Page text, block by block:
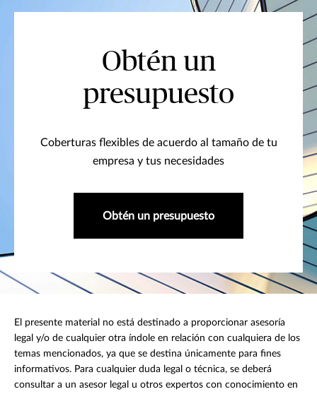
Obtén un
presupuesto
Coberturas flexibles de acuerdo al tamaño de tu
empresa y tus necesidades
Obtén un presupuesto
El presente material no está destinado a proporcionar asesoría
legal y/o de cualquier otra índole en relación con cualquiera de los
temas mencionados, ya que se destina únicamente para fines
informativos. Para cualquier duda legal o técnica, se deberá
consultar a un asesor legal u otros expertos con conocimiento en